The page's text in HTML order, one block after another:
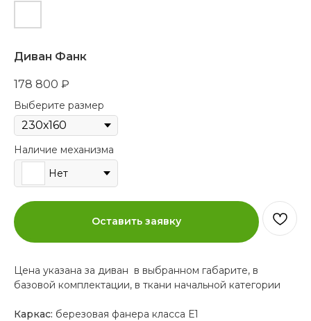
Диван Фанк
178 800 ₽
Выберите размер
Наличие механизма
Нет
Оставить заявку
Цена указана за диван в выбранном габарите, в
базовой комплектации, в ткани начальной категории
Каркас: березовая фанера класса Е1